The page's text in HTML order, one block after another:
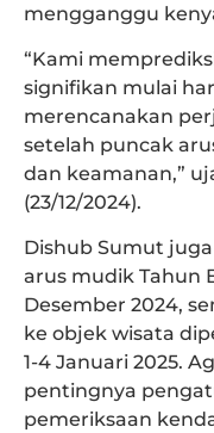
mengganggu
“Kami
signifikan mulai
merencanakan
setelah puncak
dan keamanan,”
(23/12/2024).
Dishub Sumut
arus mudik Tahun
Desember 2024,
ke objek wisata
1-4 Januari 2025.
pentingnya
pemeriksaan